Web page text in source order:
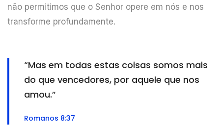
não permitimos que o Senhor opere em nós e nos
transforme profundamente.
“Mas em todas estas coisas somos mais
do que vencedores, por aquele que nos
amou.”
Romanos 8:37